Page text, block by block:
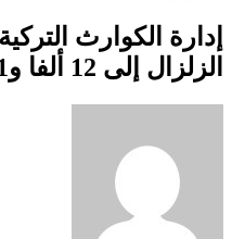
إدارة الكوارث
الزلزال إلى 12 ألفا و391 شخصا